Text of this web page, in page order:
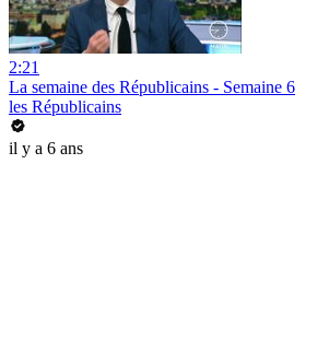
2:21
La semaine des Républicains - Semaine 6
les Républicains
il y a 6 ans